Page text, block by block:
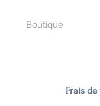
Boutique
Frais